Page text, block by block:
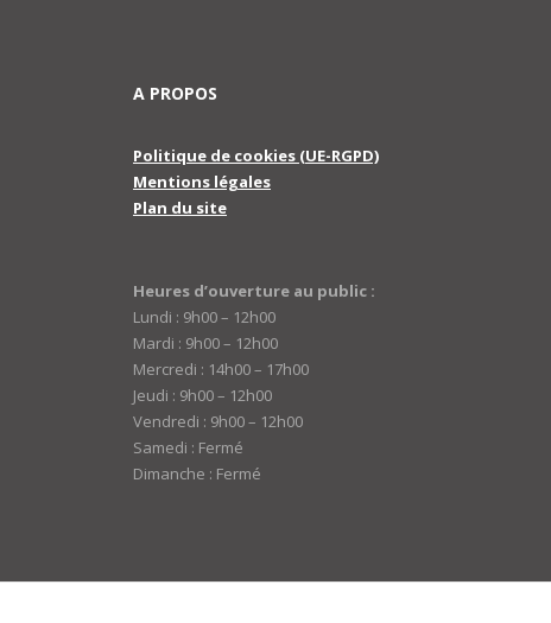
A PROPOS
Politique de cookies (UE-RGPD)
Mentions légales
Plan du site
Heures d’ouverture au public :
Lundi : 9h00 – 12h00
Mardi : 9h00 – 12h00
Mercredi : 14h00 – 17h00
Jeudi : 9h00 – 12h00
Vendredi : 9h00 – 12h00
Samedi : Fermé
Dimanche : Fermé